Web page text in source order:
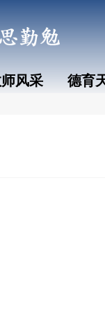
风采 德育